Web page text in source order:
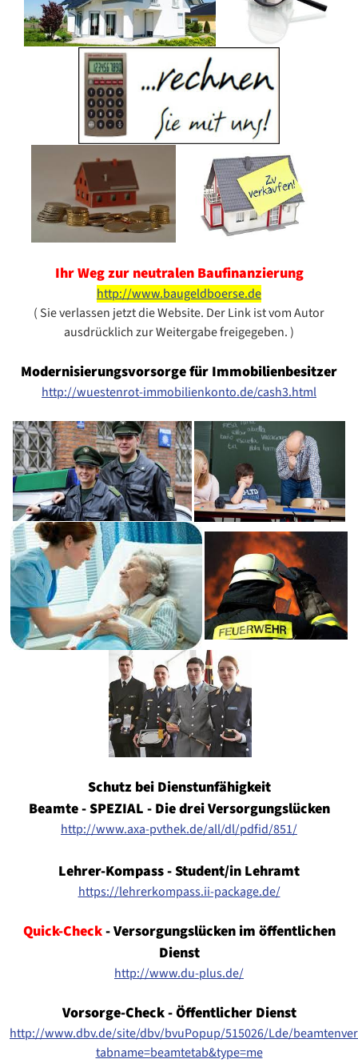
Ihr Weg zur neutralen Baufinanzierung
http://www.baugeldboerse.de
( Sie verlassen jetzt die Website. Der Link ist vom Autor
ausdrücklich zur Weitergabe freigegeben. )
Modernisierungsvorsorge für Immobilienbesitzer
http://wuestenrot-immobilienkonto.de/cash3.html
Schutz bei Dienstunfähigkeit
Beamte - SPEZIAL - Die drei Versorgungslücken
http://www.axa-pvthek.de/all/dl/pdfid/851/
Lehrer-Kompass - Student/in Lehramt
https://lehrerkompass.ii-package.de/
Quick-Check- Versorgungslücken im öffentlichen
Dienst
http://www.du-plus.de/
Vorsorge-Check - Öffentlicher Dienst
http://www.dbv.de/site/dbv/bvuPopup/515026/Lde/
tabname=beamtetab&type=me